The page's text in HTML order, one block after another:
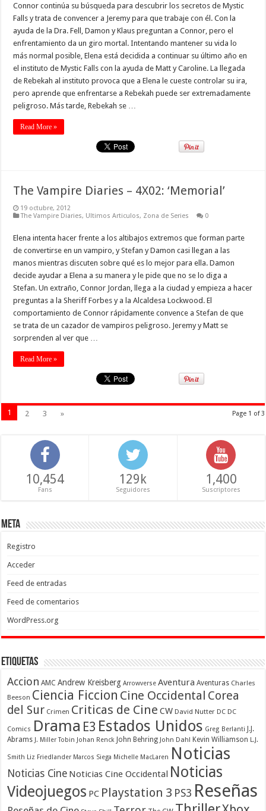
Connor continúa su búsqueda para descubrir los secretos de Mystic
Falls y trata de convencer a Jeremy para que trabaje con él. Con la
ayuda de la Dra. Fell, Damon y Klaus preguntan a Connor, pero el
enfrentamiento da un giro mortal. Intentando mantener su vida lo
más normal posible, Elena está decidida a continuar su último año en
el instituto de Mystic Falls con la ayuda de Matt y Caroline. La llegada
de Rebekah al instituto provoca que a Elena le cueste controlar su ira,
pero aprende que enfrentarse a Rebekah puede ser extremadamente
peligroso. Más tarde, Rebekah se …
Read More »
The Vampire Diaries – 4X02: ‘Memorial’
19 octubre, 2012
The Vampire Diaries, Ultimos Articulos, Zona de Series 0
Elena intenta hacer frente a los altibajos extremos que forman parte
de convertirse en un vampiro, y Stefan y Damon casi llegan a las
manos mientras discuten sobre qué es lo mejor para ella. Damon
decide ayudar a Elena a su manera y le pide que no se lo diga a
Stefan. Un extraño, Connor Jordan, llega a la ciudad y empieza a hacer
preguntas a la Sheriff Forbes y a la Alcaldesa Lockwood. El
comportamiento de Connor rápidamente convence a Stefan de que
se trata de un cazador de vampiros peligroso. Jeremy y Matt se
sorprenden al ver que …
Read More »
Page 1 of 3
1 2 3 »
10,454
Fans
129k
Seguidores
1,400
Suscriptores
Meta
Registro
Acceder
Feed de entradas
Feed de comentarios
WordPress.org
Etiquetas
Accion AMC Andrew Kreisberg Arrowverse Aventura Aventuras Charles
Beeson Ciencia Ficcion Cine Occidental Corea
del Sur Crimen Criticas de Cine CW David Nutter DC DC
Comics Drama E3 Estados Unidos Greg Berlanti J.J.
Abrams J. Miller Tobin Johan Renck John Behring John Dahl Kevin Williamson L.J.
Smith Liz Friedlander Marcos Siega Michelle MacLaren Noticias
Noticias Cine Noticias Cine Occidental Noticias
Videojuegos PC Playstation 3 PS3 Reseñas